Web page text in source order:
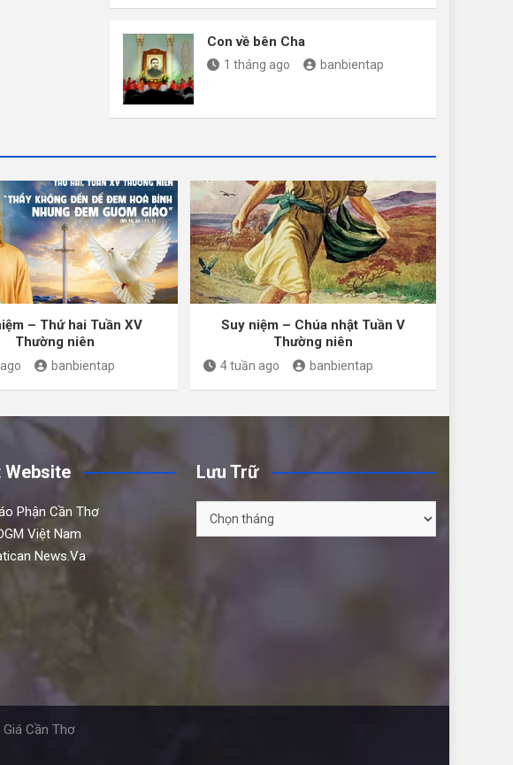
Con về bên Cha
1 tháng ago banbientap
– Thứ hai Tuần XV
Thường niên
banbientap
Suy niệm – Chúa nhật Tuần V
Thường niên
4 tuần ago banbientap
Website
Phận Cần Thơ
Việt Nam
News.Va
Lưu Trữ
Lưu
Trữ
Cần Thơ